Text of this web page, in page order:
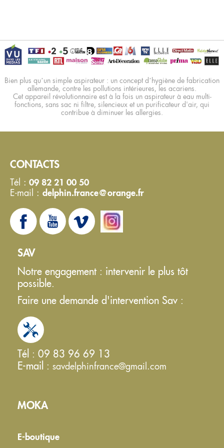
Bien plus qu’un simple aspirateur : un concept d’hygiène de fabrication
allemande, contre les pollutions intérieures, les acariens.
Cet appareil révolutionnaire est à la fois un aspirateur à eau multi-
fonctions, sans sac ni filtre, silencieux et un purificateur d'air, qui
contribue à diminuer les allergies.
CONTACTS
Tél : 09 82 21 00 50
E-mail : delphin.france@orange.fr
SAV
Notre engagement : intervenir le plus tôt
possible.
Faire une demande d'intervention Sav :
Tél : 09 83 96 69 13
E-mail : savdelphinfrance@gmail.com
MOKA
E-boutique